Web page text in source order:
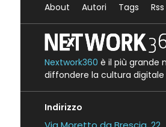
About Autori Tags
Nextwork360 è il più grande
diffondere la cultura
Indirizzo